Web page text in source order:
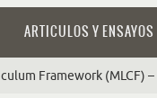
ARTICULOS Y ENSAYOS
Framework (MLCF) –